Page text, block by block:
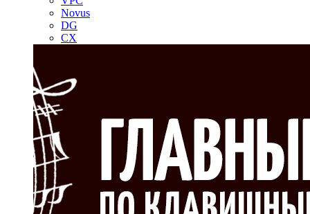
Novus
DG
CX